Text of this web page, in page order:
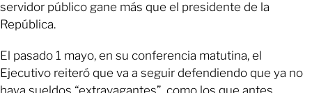
servidor público gane más que el presidente de la
República.
El pasado 1 mayo, en su conferencia matutina, el
Ejecutivo reiteró que va a seguir defendiendo que ya no
haya sueldos “extravagantes”, como los que antes